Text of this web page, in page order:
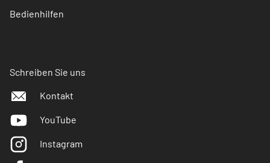
Bedienhilfen
Schreiben Sie uns
Kontakt
YouTube
Instagram